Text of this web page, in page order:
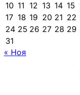
10 11 12 13 14 15
17 18 19 20 21 22
24 25 26 27 28 29
31
« Ноя